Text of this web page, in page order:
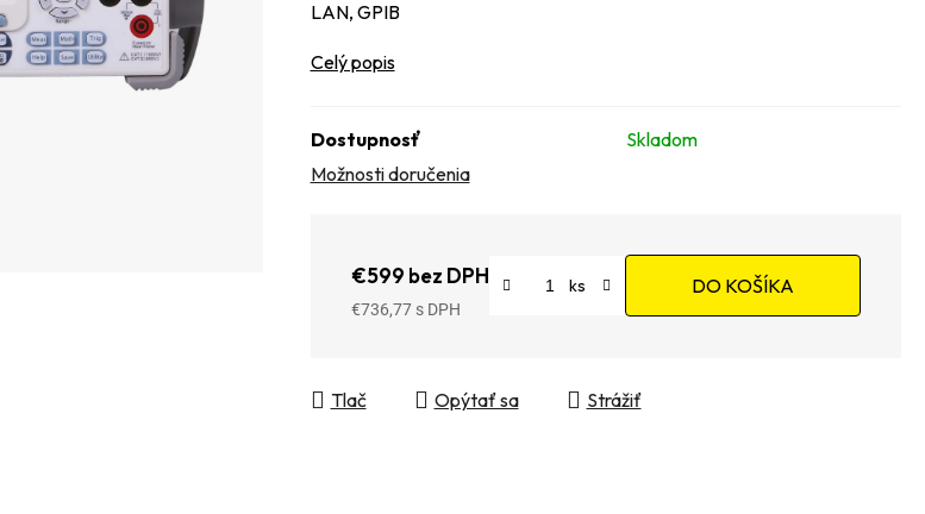
LAN, GPIB
Celý popis
Dostupnosť
Skladom
Možnosti doručenia
€599 bez DPH
€736,77
DO KOŠÍKA
Tlač Opýtať sa Strážiť